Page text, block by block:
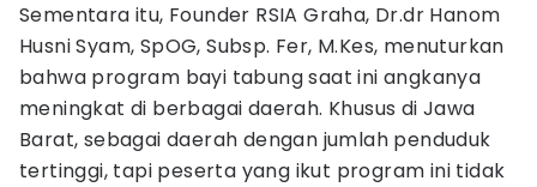
Sementara itu, Founder RSIA Graha, Dr.dr Hanom
Husni Syam, SpOG, Subsp. Fer, M.Kes, menuturkan
bahwa program bayi tabung saat ini angkanya
meningkat di berbagai daerah. Khusus di Jawa
Barat, sebagai daerah dengan jumlah penduduk
tertinggi, tapi peserta yang ikut program ini tidak